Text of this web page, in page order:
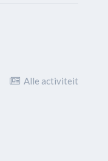
Alle activiteit